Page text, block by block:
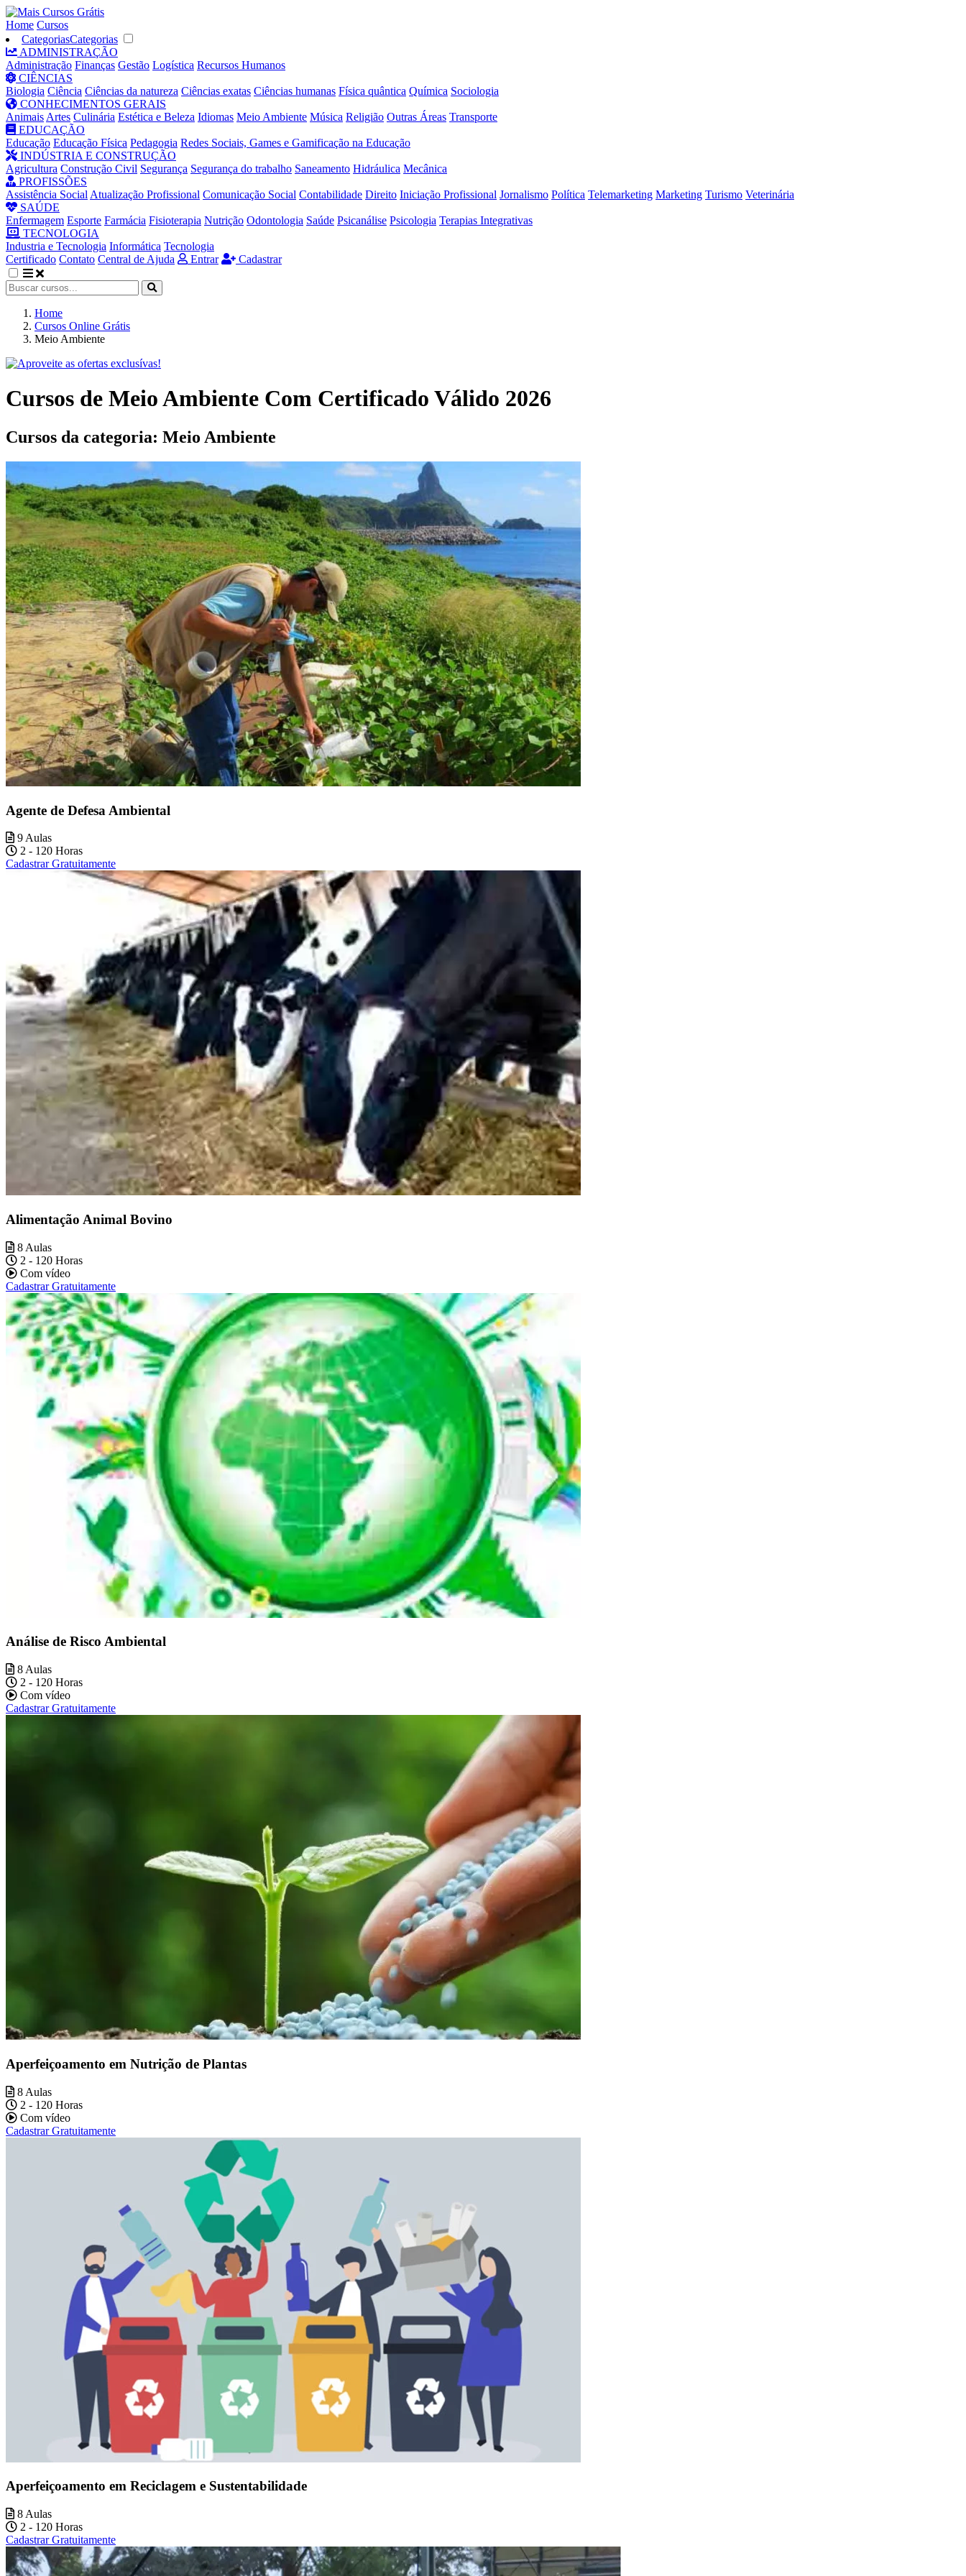
Home Cursos
CategoriasCategorias
ADMINISTRAÇÃO
Administração Finanças Gestão Logística Recursos Humanos
CIÊNCIAS
Biologia Ciência Ciências da natureza Ciências exatas Ciências humanas Física quântica Química Sociologia
CONHECIMENTOS GERAIS
Animais Artes Culinária Estética e Beleza Idiomas Meio Ambiente Música Religião Outras Áreas Transporte
EDUCAÇÃO
Educação Educação Física Pedagogia Redes Sociais, Games e Gamificação na Educação
INDÚSTRIA E CONSTRUÇÃO
Agricultura Construção Civil Segurança Segurança do trabalho Saneamento Hidráulica Mecânica
PROFISSÕES
Assistência Social Atualização Profissional Comunicação Social Contabilidade Direito Iniciação Profissional Jornalismo Política Telemarketing Marketing Turismo Veterinária
SAÚDE
Enfermagem Esporte Farmácia Fisioterapia Nutrição Odontologia Saúde Psicanálise Psicologia Terapias Integrativas
TECNOLOGIA
Industria e Tecnologia Informática Tecnologia
Certificado Contato Central de Ajuda Entrar Cadastrar
Home
Cursos Online Grátis
Meio Ambiente
Cursos de Meio Ambiente Com Certificado Válido 2026
Cursos da categoria: Meio Ambiente
Agente de Defesa Ambiental
9 Aulas
2 - 120 Horas
Cadastrar Gratuitamente
Alimentação Animal Bovino
8 Aulas
2 - 120 Horas
Com vídeo
Cadastrar Gratuitamente
Análise de Risco Ambiental
8 Aulas
2 - 120 Horas
Com vídeo
Cadastrar Gratuitamente
Aperfeiçoamento em Nutrição de Plantas
8 Aulas
2 - 120 Horas
Com vídeo
Cadastrar Gratuitamente
Aperfeiçoamento em Reciclagem e Sustentabilidade
8 Aulas
2 - 120 Horas
Cadastrar Gratuitamente